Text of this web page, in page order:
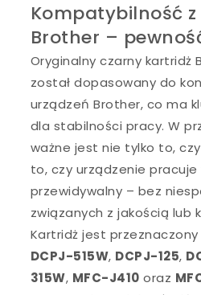
Kompatybilność
Brother –
Oryginalny czarny kartridż
został dopasowany do
urządzeń Brother, co ma
dla stabilności pracy. W
ważne jest nie tylko to, czy
to, czy urządzenie
przewidywalny – bez
związanych z jakością lub
Kartridż jest
DCPJ-515W, DCPJ-125,
315W, MFC-J410 oraz